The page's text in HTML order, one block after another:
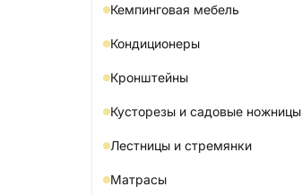
Кемпинговая мебель
Кондиционеры
Кронштейны
Кусторезы и садовые ножницы
Лестницы и стремянки
Матрасы